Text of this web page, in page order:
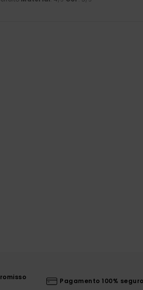
Pagamento 100% seguro